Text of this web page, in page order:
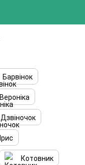
Барвінок
Вероніка
Дзвіночок
Ірис
Котовник